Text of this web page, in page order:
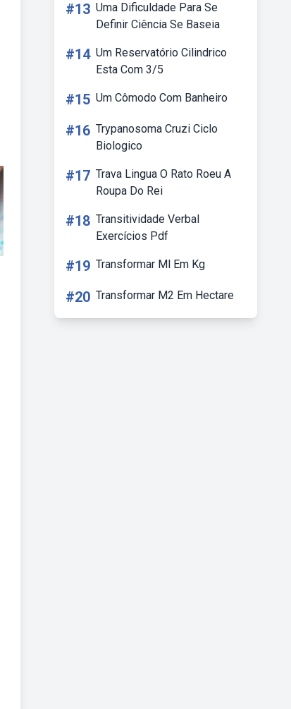
#13 Uma Dificuldade Para Se
Definir Ciência Se Baseia
#14 Um Reservatório Cilindrico
Esta Com 3/5
#15 Um Cômodo Com Banheiro
#16 Trypanosoma Cruzi Ciclo
Biologico
#17 Trava Lingua O Rato Roeu A
Roupa Do Rei
#18 Transitividade Verbal
Exercícios Pdf
#19 Transformar Ml Em Kg
#20 Transformar M2 Em Hectare